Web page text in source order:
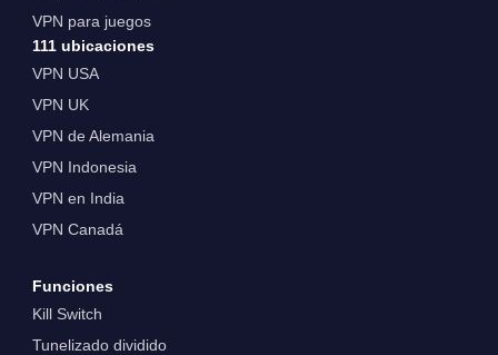
VPN para juegos
111 ubicaciones
VPN USA
VPN UK
VPN de Alemania
VPN Indonesia
VPN en India
VPN Canadá
Funciones
Kill Switch
Tunelizado dividido